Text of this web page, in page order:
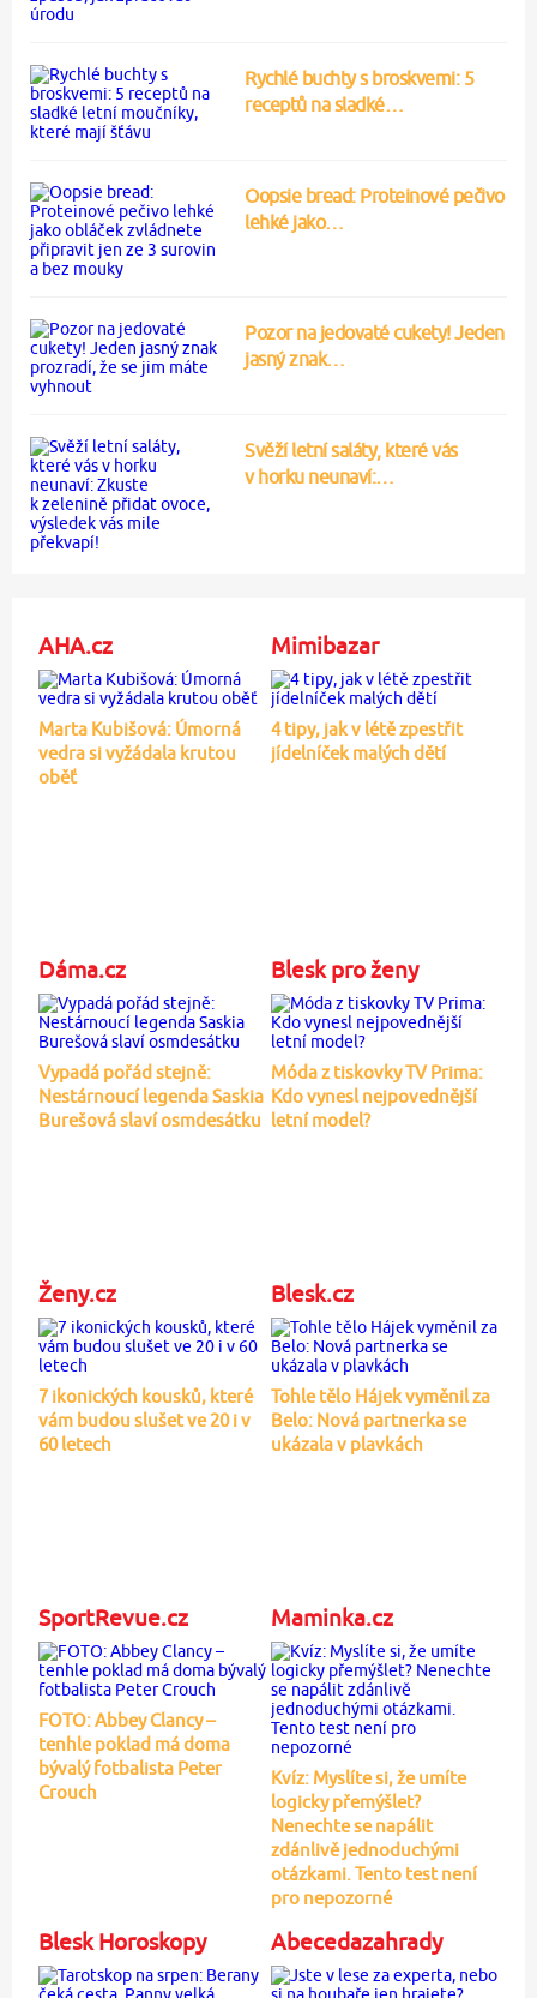
Rychlé buchty s broskvemi: 5
receptů na sladké…
Oopsie bread: Proteinové pečivo
lehké jako…
Pozor na jedovaté cukety! Jeden
jasný znak…
Svěží letní saláty, které vás
v horku neunaví:…
AHA.cz
Marta Kubišová: Úmorná
vedra si vyžádala krutou
oběť
Mimibazar
4 tipy, jak v létě zpestřit
jídelníček malých dětí
Dáma.cz
Vypadá pořád stejně:
Nestárnoucí legenda Saskia
Burešová slaví osmdesátku
Blesk pro ženy
Móda z tiskovky TV Prima:
Kdo vynesl nejpovednější
letní model?
Ženy.cz
7 ikonických kousků, které
vám budou slušet ve 20 i v
60 letech
Blesk.cz
Tohle tělo Hájek vyměnil za
Belo: Nová partnerka se
ukázala v plavkách
SportRevue.cz
FOTO: Abbey Clancy –
tenhle poklad má doma
bývalý fotbalista Peter
Crouch
Maminka.cz
Kvíz: Myslíte si, že umíte
logicky přemýšlet?
Nenechte se napálit
zdánlivě jednoduchými
otázkami. Tento test není
pro nepozorné
Blesk Horoskopy Abecedazahrady